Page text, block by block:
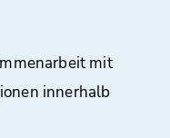
mit
innerhalb